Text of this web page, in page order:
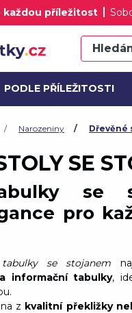
každou příležitost
PODLE PŘÍLEŽITOSTI
SETY AKCE
Narozeniny Dřevěné
SE
se
pro
tabulky se stojanem
informační tabulky,
z kvalitní překližky